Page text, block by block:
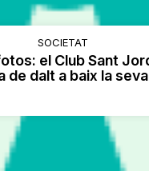
SOCIETAT
el Club Sant
de dalt a baix la